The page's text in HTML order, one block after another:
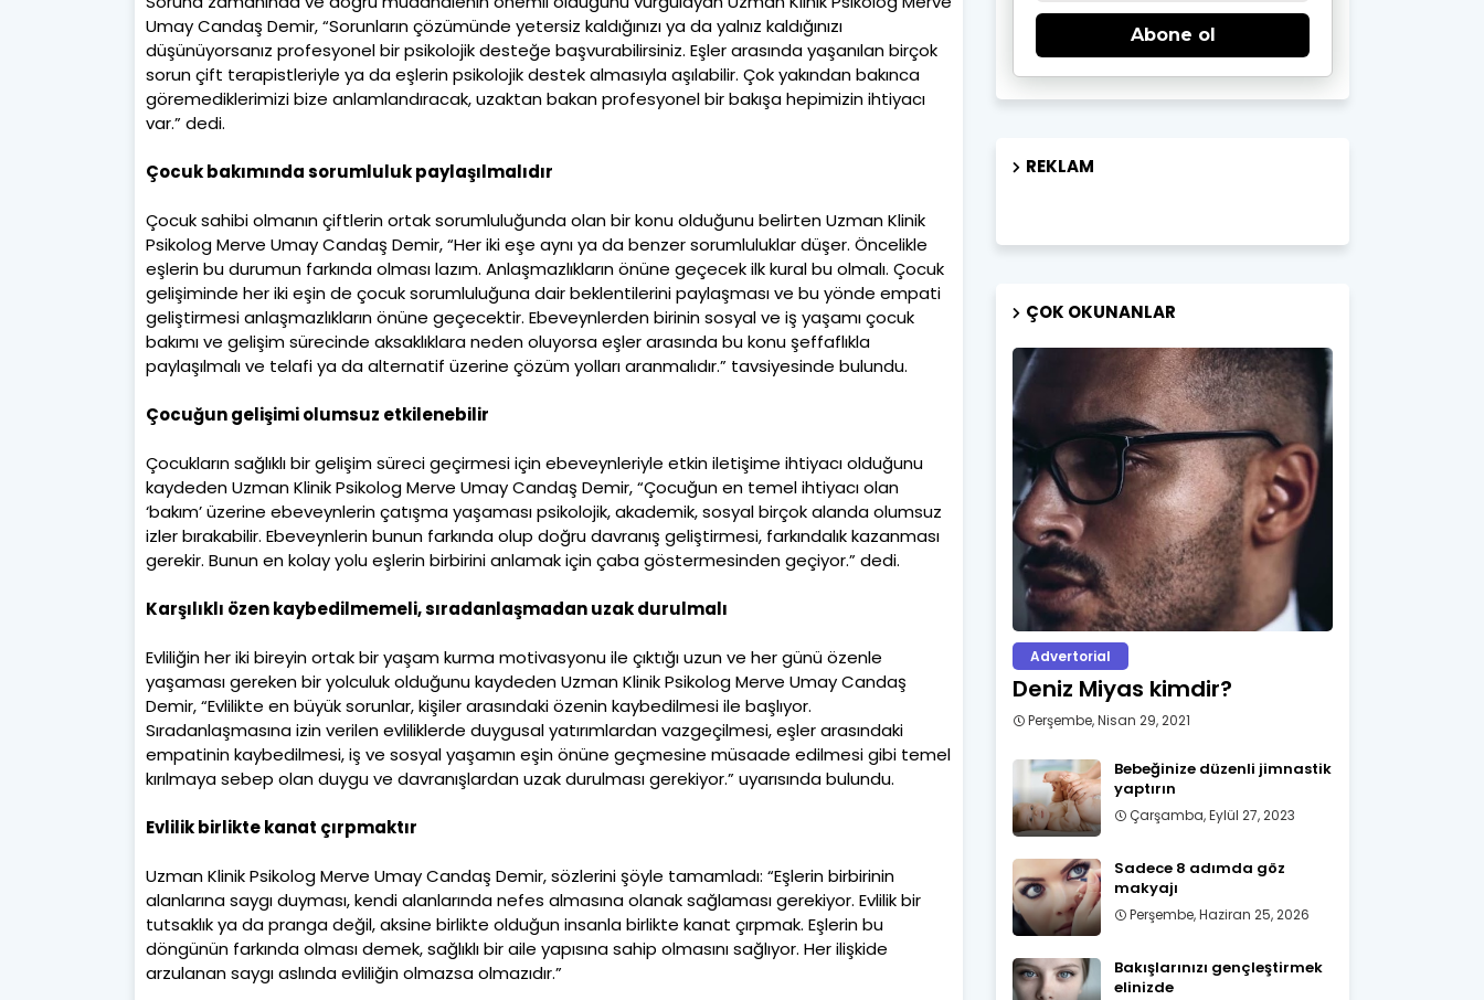
Umay Candaş Demir, “Sorunların çözümünde yetersiz kaldığınızı ya da yalnız kaldığınızı
düşünüyorsanız profesyonel bir psikolojik desteğe başvurabilirsiniz. Eşler arasında yaşanılan birçok
sorun çift terapistleriyle ya da eşlerin psikolojik destek almasıyla aşılabilir. Çok yakından bakınca
göremediklerimizi bize anlamlandıracak, uzaktan bakan profesyonel bir bakışa hepimizin ihtiyacı
var.” dedi.
Çocuk bakımında sorumluluk paylaşılmalıdır
Çocuk sahibi olmanın çiftlerin ortak sorumluluğunda olan bir konu olduğunu belirten Uzman Klinik
Psikolog Merve Umay Candaş Demir, “Her iki eşe aynı ya da benzer sorumluluklar düşer. Öncelikle
eşlerin bu durumun farkında olması lazım. Anlaşmazlıkların önüne geçecek ilk kural bu olmalı. Çocuk
gelişiminde her iki eşin de çocuk sorumluluğuna dair beklentilerini paylaşması ve bu yönde empati
geliştirmesi anlaşmazlıkların önüne geçecektir. Ebeveynlerden birinin sosyal ve iş yaşamı çocuk
bakımı ve gelişim sürecinde aksaklıklara neden oluyorsa eşler arasında bu konu şeffaflıkla
paylaşılmalı ve telafi ya da alternatif üzerine çözüm yolları aranmalıdır.” tavsiyesinde bulundu.
Çocuğun gelişimi olumsuz etkilenebilir
Çocukların sağlıklı bir gelişim süreci geçirmesi için ebeveynleriyle etkin iletişime ihtiyacı olduğunu
kaydeden Uzman Klinik Psikolog Merve Umay Candaş Demir, “Çocuğun en temel ihtiyacı olan
‘bakım’ üzerine ebeveynlerin çatışma yaşaması psikolojik, akademik, sosyal birçok alanda olumsuz
izler bırakabilir. Ebeveynlerin bunun farkında olup doğru davranış geliştirmesi, farkındalık kazanması
gerekir. Bunun en kolay yolu eşlerin birbirini anlamak için çaba göstermesinden geçiyor.” dedi.
Karşılıklı özen kaybedilmemeli, sıradanlaşmadan uzak durulmalı
Evliliğin her iki bireyin ortak bir yaşam kurma motivasyonu ile çıktığı uzun ve her günü özenle
yaşaması gereken bir yolculuk olduğunu kaydeden Uzman Klinik Psikolog Merve Umay Candaş
Demir, “Evlilikte en büyük sorunlar, kişiler arasındaki özenin kaybedilmesi ile başlıyor.
Sıradanlaşmasına izin verilen evliliklerde duygusal yatırımlardan vazgeçilmesi, eşler arasındaki
empatinin kaybedilmesi, iş ve sosyal yaşamın eşin önüne geçmesine müsaade edilmesi gibi temel
kırılmaya sebep olan duygu ve davranışlardan uzak durulması gerekiyor.” uyarısında bulundu.
Evlilik birlikte kanat çırpmaktır
Uzman Klinik Psikolog Merve Umay Candaş Demir, sözlerini şöyle tamamladı: “Eşlerin birbirinin
alanlarına saygı duyması, kendi alanlarında nefes almasına olanak sağlaması gerekiyor. Evlilik bir
tutsaklık ya da pranga değil, aksine birlikte olduğun insanla birlikte kanat çırpmak. Eşlerin bu
döngünün farkında olması demek, sağlıklı bir aile yapısına sahip olmasını sağlıyor. Her ilişkide
arzulanan saygı aslında evliliğin olmazsa olmazıdır.”
Abone ol
REKLAM
ÇOK OKUNANLAR
Advertorial
Deniz Miyas kimdir?
Perşembe, Nisan 29, 2021
Bebeğinize düzenli jimnastik
yaptırın
Çarşamba, Eylül 27, 2023
Sadece 8 adımda göz
makyajı
Perşembe, Haziran 25, 2026
Bakışlarınızı gençleştirmek
elinizde